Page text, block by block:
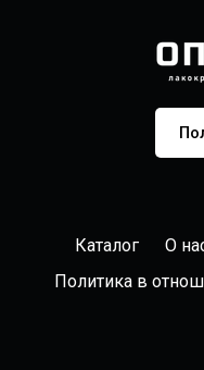
Каталог О
Политика в